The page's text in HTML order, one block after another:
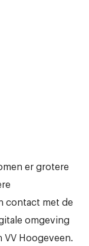
er grotere
contact met de
omgeving
Hoogeveen.